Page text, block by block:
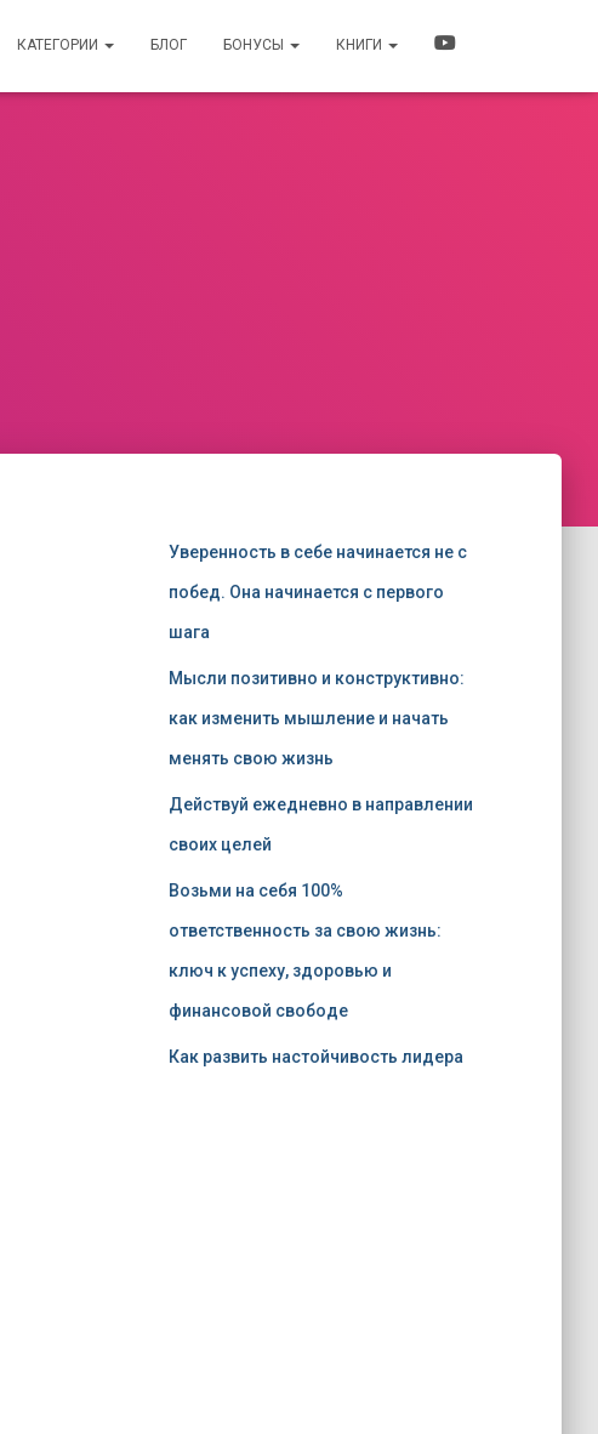
КАТЕГОРИИ БЛОГ БОНУСЫ КНИГИ
Уверенность в себе начинается не с
побед. Она начинается с первого
шага
Мысли позитивно и конструктивно:
как изменить мышление и начать
менять свою жизнь
Действуй ежедневно в направлении
своих целей
Возьми на себя 100%
ответственность за свою жизнь:
ключ к успеху, здоровью и
финансовой свободе
Как развить настойчивость лидера